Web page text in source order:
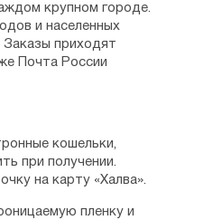
крупном городе.
и населенных
приходят
Почта России
кошельки,
при получении.
на карту «Халва».
пленку и